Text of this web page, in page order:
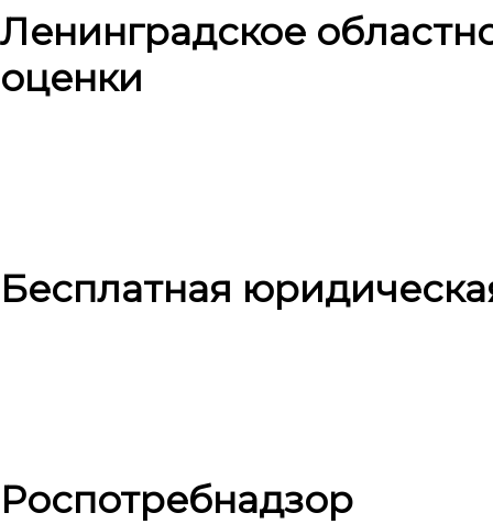
Ленинградское
оценки
Бесплатная
Роспотребнадзор